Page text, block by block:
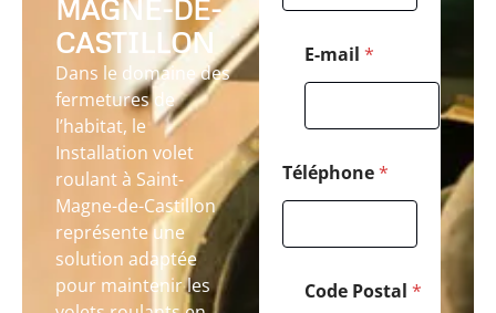
MAGNE-DE-
CASTILLON
Dans le domaine des
fermetures de
l’habitat, le
Installation volet
roulant à Saint-
Magne-de-Castillon
représente une
solution adaptée
pour maintenir les
E-mail *
Téléphone*
Code Postal *